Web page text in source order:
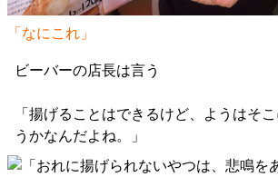
「なにこれ」
ビーバーの店長は言う
「揚げることはできるけど、ようはそ
うかなんだよね。」